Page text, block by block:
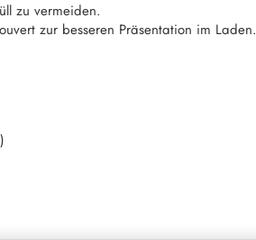
zu vermeiden.
zur besseren Präsentation im Laden.